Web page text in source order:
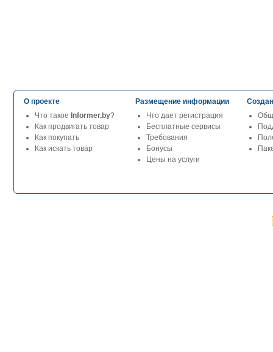
О проекте
Что такое Informer.by?
Как продвигать товар
Как покупать
Как искать товар
Размещение информации
Что дает регистрация
Бесплатные сервисы
Требования
Бонусы
Цены на услуги